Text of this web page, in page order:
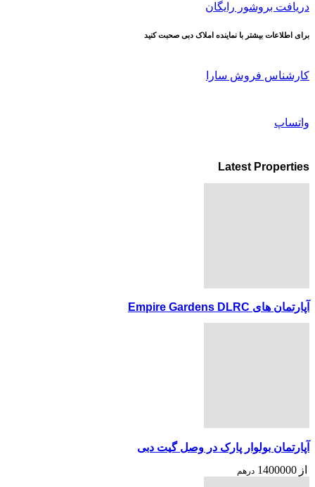
دریافت بروشور رایگان
برای اطلاعات بیشتر با نماینده املاک دبی صحبت کنید
کارشناس فروش سارا
واتساپ
Latest Properties
آپارتمان های Empire Gardens DLRC
آپارتمان بولوار پارک در وصل گیت دبی
از 1400000 درهم